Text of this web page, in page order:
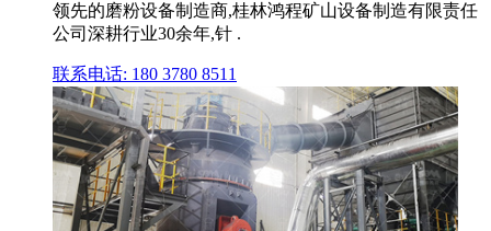
领先的磨粉设备制造商,桂林鸿程矿山设备制造有限责任
公司深耕行业30余年,针 .
联系电话: 180 3780 8511